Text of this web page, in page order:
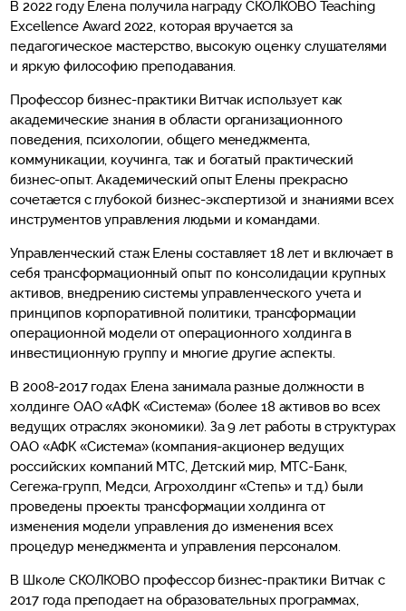
В 2022 году Елена получила награду СКОЛКОВО Teaching
Excellence Award 2022, которая вручается за
педагогическое мастерство, высокую оценку слушателями
и яркую философию преподавания.
Профессор бизнес-практики Витчак использует как
академические знания в области организационного
поведения, психологии, общего менеджмента,
коммуникации, коучинга, так и богатый практический
бизнес-опыт. Академический опыт Елены прекрасно
сочетается с глубокой бизнес-экспертизой и знаниями всех
инструментов управления людьми и командами.
Управленческий стаж Елены составляет 18 лет и включает в
себя трансформационный опыт по консолидации крупных
активов, внедрению системы управленческого учета и
принципов корпоративной политики, трансформации
операционной модели от операционного холдинга в
инвестиционную группу и многие другие аспекты.
В 2008-2017 годах Елена занимала разные должности в
холдинге ОАО «АФК «Система» (более 18 активов во всех
ведущих отраслях экономики). За 9 лет работы в структурах
ОАО «АФК «Система» (компания-акционер ведущих
российских компаний МТС, Детский мир, МТС-Банк,
Сегежа-групп, Медси, Агрохолдинг «Степь» и т.д.) были
проведены проекты трансформации холдинга от
изменения модели управления до изменения всех
процедур менеджмента и управления персоналом.
В Школе СКОЛКОВО профессор бизнес-практики Витчак с
2017 года преподает на образовательных программах,